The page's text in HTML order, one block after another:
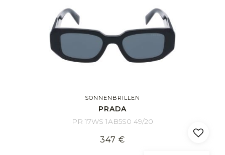
SONNENBRILLEN
PRADA
PR 17WS 1AB5S0 49/20
347 €